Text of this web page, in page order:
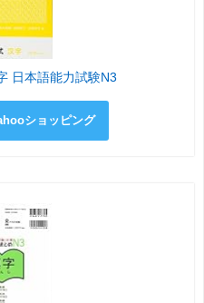
日本語能力試験N3
ショッピング